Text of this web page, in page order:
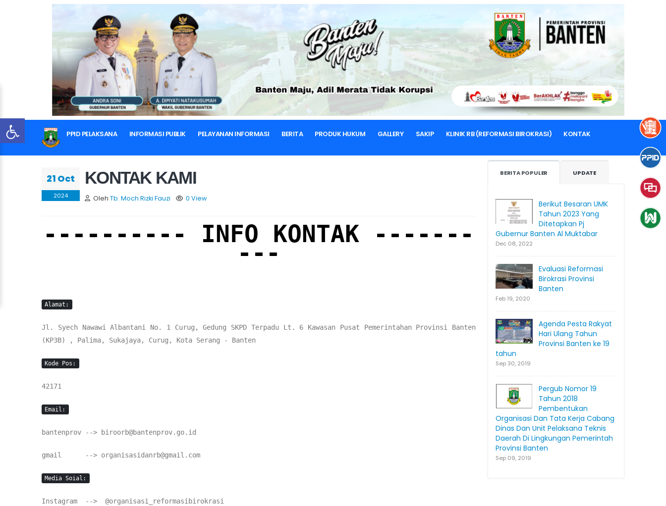
PPID PELAKSANA INFORMASI PUBLIK PELAYANAN INFORMASI BERITA PRODUK HUKUM GALLERY SAKIP KLINIK RB (REFORMASI BIROKRASI) KONTAK
KONTAK KAMI
BERANDA
21 Oct
2024
KONTAK KAMI
Oleh Tb. Moch Rizki Fauzi 0 View
---------- INFO KONTAK -------
---
Alamat:
Jl. Syech Nawawi Albantani No. 1 Curug, Gedung SKPD Terpadu Lt. 6 Kawasan Pusat Pemerintahan Provinsi Banten
(KP3B) , Palima, Sukajaya, Curug, Kota Serang - Banten
Kode Pos:
42171
Email:
bantenprov --> biroorb@bantenprov.go.id
gmail --> organisasidanrb@gmail.com
Media Soial:
Instagram --> @organisasi_reformasibirokrasi
BERITA POPULER UPDATE
Berikut Besaran UMK
Tahun 2023 Yang
Ditetapkan Pj
Gubernur Banten Al Muktabar
Dec 08, 2022
Evaluasi Reformasi
Birokrasi Provinsi
Banten
Feb 19, 2020
Agenda Pesta Rakyat
Hari Ulang Tahun
Provinsi Banten ke 19
tahun
Sep 30, 2019
Pergub Nomor 19
Tahun 2018
Pembentukan
Organisasi Dan Tata Kerja Cabang
Dinas Dan Unit Pelaksana Teknis
Daerah Di Lingkungan Pemerintah
Provinsi Banten
Sep 09, 2019